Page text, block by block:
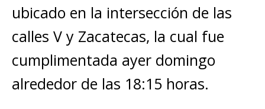
ubicado en la intersección de las
calles V y Zacatecas, la cual fue
cumplimentada ayer domingo
alrededor de las 18:15 horas.